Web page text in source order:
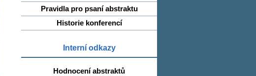
Pravidla pro psaní abstraktu
Historie konferencí
Interní odkazy
Hodnocení abstraktů